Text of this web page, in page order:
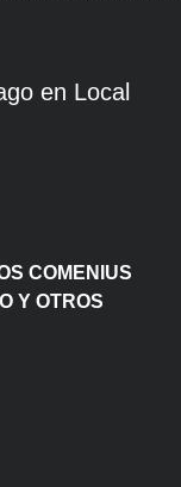
en Local
COMENIUS
Y OTROS